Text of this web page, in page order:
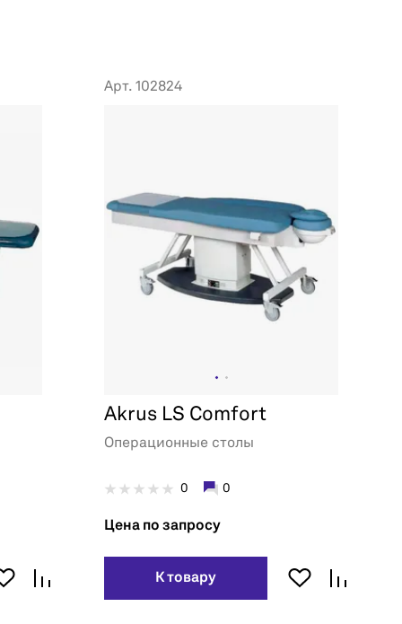
Арт. 102824
Akrus LS Comfort
Операционные столы
0 0
Цена по запросу
К товару